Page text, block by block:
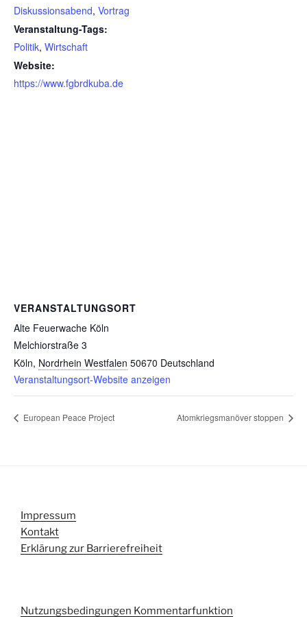
Diskussionsabend, Vortrag
Veranstaltung-Tags:
Politik, Wirtschaft
Website:
https://www.fgbrdkuba.de
VERANSTALTUNGSORT
Alte Feuerwache Köln
Melchiorstraße 3
Köln, Nordrhein Westfalen 50670 Deutschland
Veranstaltungsort-Website anzeigen
European Peace Project Atomkriegsmanöver stoppen
Impressum
Kontakt
Erklärung zur Barrierefreiheit
Nutzungsbedingungen Kommentarfunktion